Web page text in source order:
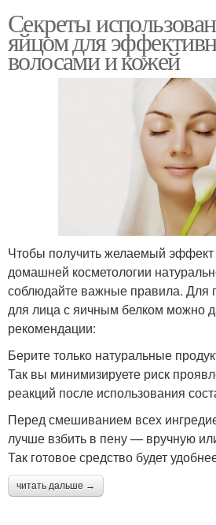
Секреты
яйцом для
волосами и кожей
Чтобы получить желаемый эффект
домашней косметологии
соблюдайте важные правила. Для
для лица с яичным белком можно
рекомендации:
Берите только натуральные
Так вы минимизируете риск
реакций после использования
Перед смешиванием всех
лучше взбить в пену — вручную
Так готовое средство будет
читать дальше →